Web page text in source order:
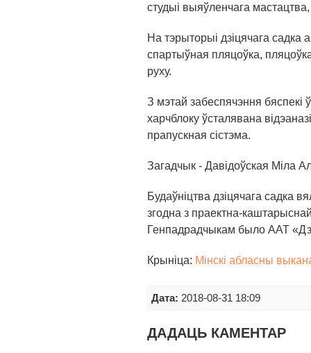
студыі выяўленчага
На тэрыторыі дзіцячага садка
спартыўная пляцоўка,
руху.
З мэтай забеспячэння
харчблоку ўсталявана
прапускная сістэма.
Загадчык - Давідоўская Міла
Будаўніцтва дзіцячага садка
згодна з праектна-
Генпадрадчыкам было ААТ
Крыніца: Мінскі абласны
Дата: 2018-08-31 18:09
ДАДАЦЬ КАМЕНТАР